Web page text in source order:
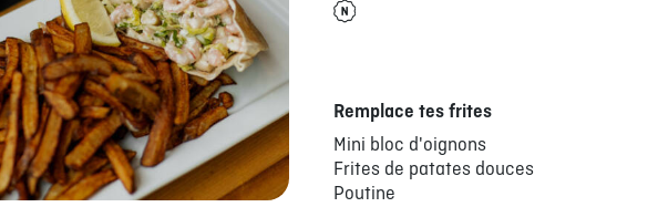
Remplace tes frites
Mini bloc d'oignons
Frites de patates douces
Poutine